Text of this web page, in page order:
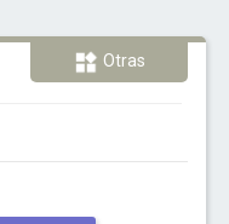
Otras